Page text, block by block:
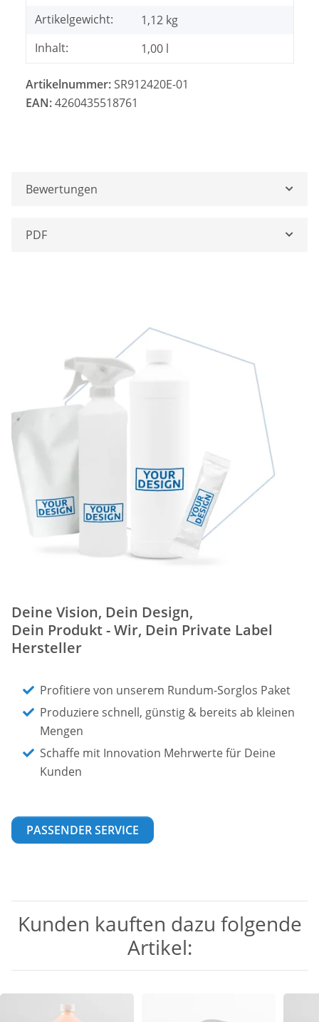
Artikelgewicht:
1,12 kg
Inhalt:
1,00 l
Artikelnummer: SR912420E-01
EAN:4260435518761
Bewertungen
PDF
Deine Vision, Dein Design,
Dein Produkt - Wir, Dein Private Label
Hersteller
Profitiere von unserem Rundum-Sorglos Paket
Produziere schnell, günstig & bereits ab kleinen
Mengen
Schaffe mit Innovation Mehrwerte für Deine
Kunden
PASSENDER SERVICE
Kunden kauften dazu folgende
Artikel: